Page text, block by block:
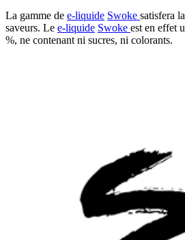
La gamme de e-liquide Swoke satisfera
saveurs. Le e-liquide Swoke est en effet
%, ne contenant ni sucres, ni colorants.